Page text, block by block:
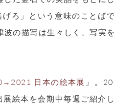
ろ」という意味のことばで
の描写は生々しく、写実
日本の絵本展 」。
絵本を会期中毎週ご紹介